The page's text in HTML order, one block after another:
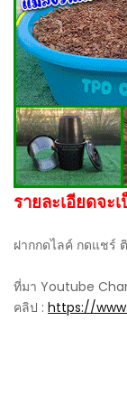
รายละเอียดจะ
ฝากกดไลค์ กดแชร์
ที่มา Youtube
คลิป : https://